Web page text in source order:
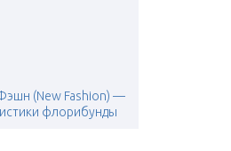
(New Fashion) —
флорибунды